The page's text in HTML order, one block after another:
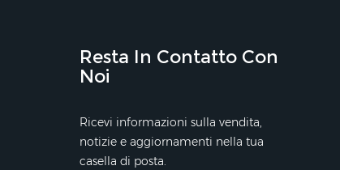
Resta In Contatto Con
Noi
Ricevi informazioni sulla vendita,
notizie e aggiornamenti nella tua
casella di posta.